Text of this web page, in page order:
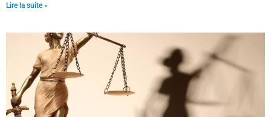
Lire la suite »